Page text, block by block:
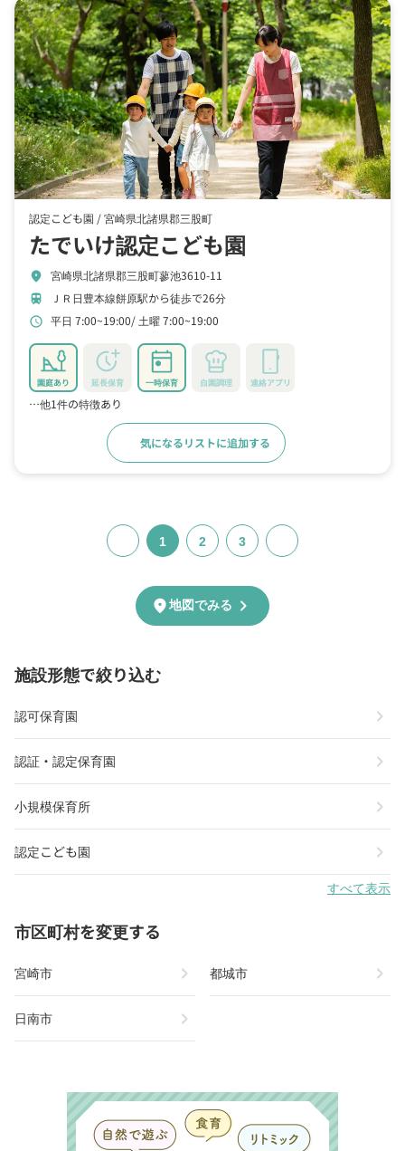
認定こども園 /宮崎県北諸県郡三股町
たでいけ認定こども園
location_on 宮崎県北諸県郡三股町蓼池3610-11
train ＪＲ日豊本線餅原駅から徒歩で26分
schedule 平日 7:00~19:00 土曜 7:00~19:00
園庭あり 延長保育 一時保育 自園調理 連絡アプリ
…他1件の特徴あり
気になるリストに追加する
1 2 3
location_on地図でみる chevron_right
施設形態で絞り込む
認可保育園 chevron_right
認証・認定保育園 chevron_right
小規模保育所 chevron_right
認定こども園 chevron_right
すべて表示
市区町村を変更する
宮崎市 chevron_right 都城市 chevron_right
日南市 chevron_right